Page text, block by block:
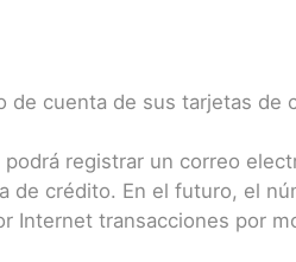
cuenta de sus tarjetas de
registrar un correo
de crédito. En el futuro, el
Internet transacciones por